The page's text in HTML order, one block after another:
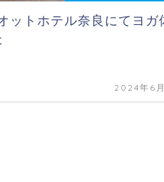
ットホテル奈良にてヨガ
2024年6